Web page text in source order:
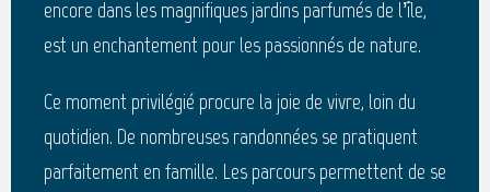
encore dans les magnifiques jardins parfumés de l’île,
est un enchantement pour les passionnés de nature.
Ce moment privilégié procure la joie de vivre, loin du
quotidien. De nombreuses randonnées se pratiquent
parfaitement en famille. Les parcours permettent de se